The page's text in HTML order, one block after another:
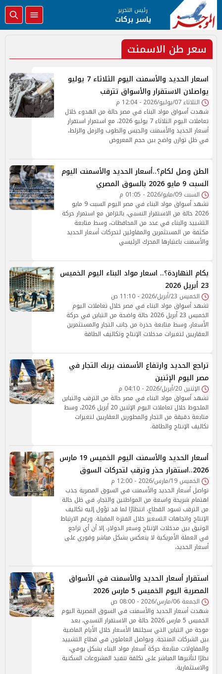
رئيس التحرير
ياسر بركات
سعر طن الاسمنت
اسعار الحديد والأسمنت اليوم الثلاثاء 7 يوليو
يواصلان الاستقرار والأسواق تترقب
الثلاثاء 07/يوليو/2026 - 12:04 م
شهدت أسواق مواد البناء في مصر حالة من الهدوء خلال
تعاملات اليوم الثلاثاء 7 يوليو 2026، مع استمرار استقرار
أسعار الحديد والأسمنت والجبس والطوب والرمل والزلط،
في ظل توازن واضح بين حجم المعروض
الطن وصل لكام؟..أسعار الحديد والأسمنت اليوم
السبت 9 مايو 2026 بالسوق المصري
السبت 09/مايو/2026 - 01:05 م
تشهد أسواق مواد البناء في مصر اليوم السبت 9 مايو
2026 حالة من الاستقرار النسبي، بالتزامن مع استمرار حركة
التشييد والبناء في عدد من المحافظات، وسط متابعة
مكثفة من المستثمرين والمقاولين لتحركات أسعار الحديد
والأسمنت باعتبارها المحرك الرئيسي
بكام النهاردة؟.. اسعار مواد البناء اليوم الخميس
23 أبريل 2026
الخميس 23/أبريل/2026 - 11:10 ص
تشهد أسواق مواد البناء في مصر خلال تعاملات اليوم
الخميس 23 أبريل 2026 حالة واضحة من التباين في حركة
الأسعار، وسط متابعة حذرة من جانب التجار والمستثمرين
العقاريين لتغيرات مدخلات الإنتاج وتكاليف الطاقة
تراجع الحديد وارتفاع الأسمنت يربك التجار في
مصر اليوم الإثنين
الإثنين 20/أبريل/2026 - 04:10 م
تشهد أسواق مواد البناء في مصر حالة من الترقب والتباين
الملحوظ خلال تعاملات اليوم الإثنين 20 أبريل 2026، وسط
متابعة دقيقة من التجار والمطورين العقاريين لتغيرات
تكاليف الإنتاج والطاقة.
أسعار الحديد والأسمنت اليوم الخميس 19 مارس
2026..استقرار حذر وترقب لتحركات السوق
الخميس 19/مارس/2026 - 12:00 م
تواصل أسعار الحديد والأسمنت في السوق المصرية جذب
اهتمام شريحة واسعة من المواطنين والتجار، في ظل حالة
من الترقب تسود القطاع، انتظارًا لما قد تؤول إليه تكاليف
الإنتاج واتجاهات التسعير خلال الفترة المقبلة. ورغم الارتباط
الوثيق بين مدخلات الإنتاج وسعر الدولار، إلا أن أي تراجع
في العملة الأمريكية لا ينعكس بشكل مباشر وفوري على
أسعار الحديد،
استقرار أسعار الحديد والأسمنت في الأسواق
المصرية اليوم الخميس 5 مارس 2026
الجمعة 06/مارس/2026 - 08:00 ص
شهدت أسعار الحديد والأسمنت في السوق المصرية اليوم
الخميس 5 مارس 2026 حالة من الاستقرار النسبي، بعد
موجة من التباين التي سجلتها الأسعار خلال الأيام الماضية
بين الشركات المنتجة. ويواصل العاملون في قطاع التشييد
والمقاولات متابعة حركة أسعار مواد البناء بشكل يومي،
نظرًا لتأثيرها المباشر على تكلفة تنفيذ المشروعات السكنية
والاستثمارية.